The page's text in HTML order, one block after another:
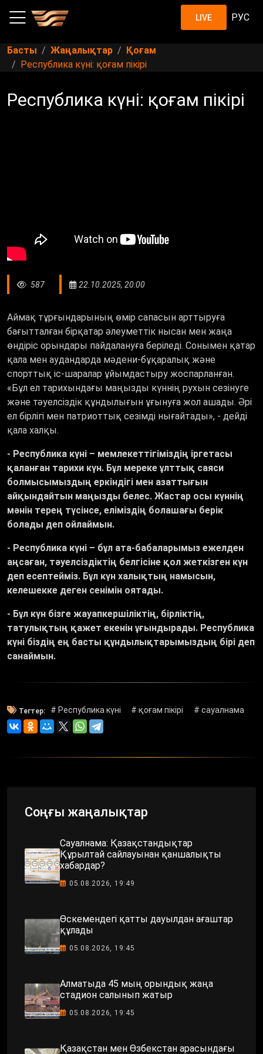
LIVE РУС
Басты Жаңалықтар
Қоғам
Республика күні: қоғам пікірі
Республика күні: қоғам пікірі
587 22.10.2025, 20:00
Аймақ тұрғындарының өмір сапасын арттыруға
бағытталған бірқатар әлеуметтік нысан мен жаңа
өндіріс орындары пайдалануға беріледі. Сонымен қатар
қала мен аудандарда мәдени-бұқаралық және
спорттық іс-шаралар ұйымдастыру жоспарланған.
«Бұл ел тарихындағы маңызды күннің рухын сезінуге
және тәуелсіздік құндылығын ұғынуға жол ашады. Әрі
ел бірлігі мен патриоттық сезімді нығайтады», - дейді
қала халқы.
- Республика күні – мемлекеттігіміздің іргетасы
қаланған тарихи күн. Бұл мереке ұлттық саяси
болмысымыздың еркіндігі мен азаттығын
айқындайтын маңызды белес. Жастар осы күннің
мәнін терең түсінсе, еліміздің болашағы берік
болады деп ойлаймын.
- Республика күні – бұл ата-бабаларымыз ежелден
аңсаған, тәуелсіздіктің белгісіне қол жеткізген күн
деп есептейміз. Бұл күн халықтың намысын,
келешекке деген сенімін оятады.
- Бұл күн бізге жауапкершіліктің, бірліктің,
татулықтың қажет екенін ұғындырады. Республика
күні біздің ең басты құндылықтарымыздың бірі деп
санаймын.
Тегтер: # Республика күні # қоғам пікірі # сауалнама
Соңғы жаңалықтар
Сауалнама: Қазақстандықтар
Құрылтай сайлауынан қаншалықты
хабардар?
05.08.2026, 19:49
Өскемендегі қатты дауылдан ағаштар
құлады
05.08.2026, 19:45
Алматыда 45 мың орындық жаңа
стадион салынып жатыр
05.08.2026, 19:45
Қазақстан мен Өзбекстан арасындағы